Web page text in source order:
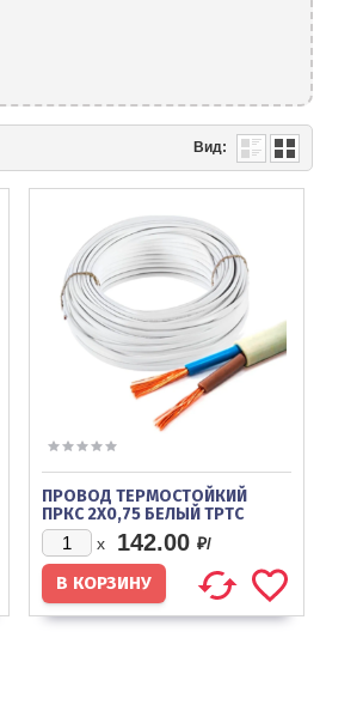
Вид:
ПРОВОД ТЕРМОСТОЙКИЙ
ПРКС 2Х0,75 БЕЛЫЙ ТРТС
ЛИПАРКАБЕЛЬ
x 142.00 ₽/